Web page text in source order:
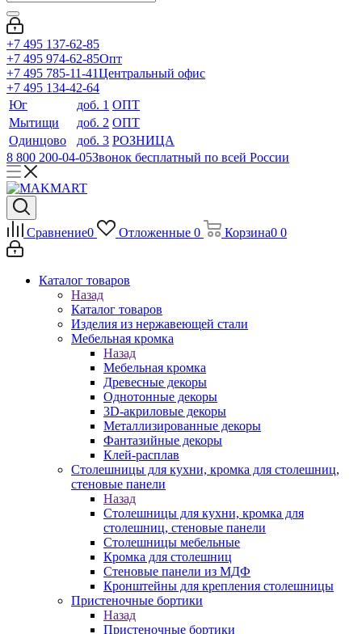
+7 495 137-62-85
+7 495 974-62-85Опт
+7 495 785-11-41Центральный офис
+7 495 134-42-64
Юг
доб. 1 ОПТ
Мытищи
доб. 2 ОПТ
Одинцово
доб. 3 РОЗНИЦА
8 800 200-04-05Звонок бесплатный по всей России
Сравнение0 Отложенные 0 Корзина0 0
Каталог товаров
Назад
Каталог товаров
Изделия из нержавеющей стали
Мебельная кромка
Назад
Мебельная кромка
Древесные декоры
Однотонные декоры
3D-акриловые декоры
Металлизированные декоры
Фантазийные декоры
Клей-расплав
Столешницы для кухни, кромка для столешниц,
стеновые панели
Назад
Столешницы для кухни, кромка для
столешниц, стеновые панели
Столешницы мебельные
Кромка для столешниц
Стеновые панели из МДФ
Кронштейны для крепления столешницы
Пристеночные бортики
Назад
Пристеночные бортики